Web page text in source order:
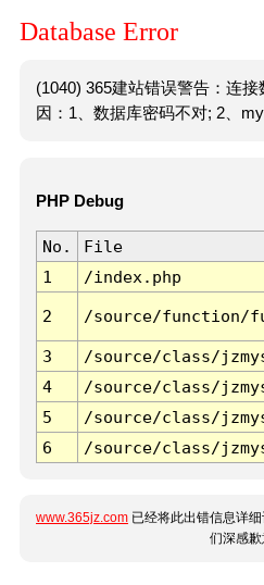
Database Error
(1040) 365建站错误警告：连
因：1、数据库密码不对; 2、
PHP Debug
No. File
1
/index.php
2 /source/function/
3 /source/class/
4
/source/class/
5
/source/class/
6
/source/class/
www.365jz.com 已经将此出错信息详
们深感歉